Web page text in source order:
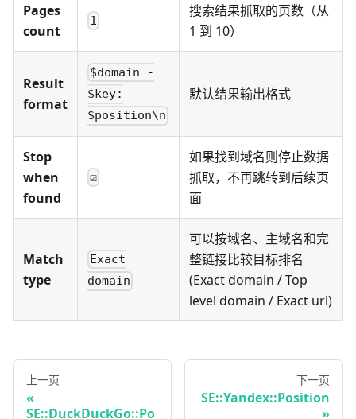
Pages
count
1
搜索结果抓取的页数（从
1 到 10）
Result
format
$domain -
$key:
$position\n
默认结果输出格式
Stop
when
found
☑
如果找到域名则停止数据
抓取，不再跳转到后续页
面
Match
type
Exact
domain
可以按域名、主域名和完
整链接比较目标排名
(Exact domain / Top
level domain / Exact url)
上一页
SE::DuckDuckGo::Po
下一页
SE::Yandex::Position